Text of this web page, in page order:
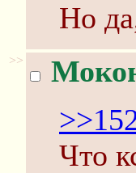
Но
>>
Что